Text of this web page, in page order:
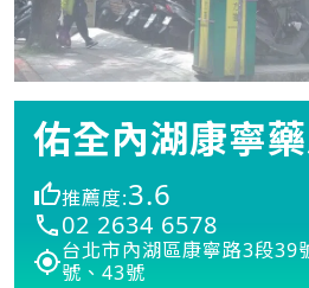
佑全內湖康寧
推薦度:3.6
02 2634 6578
台北市內湖區康寧路3段39
號、43號